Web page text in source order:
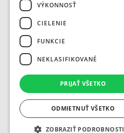
VÝKONNOSŤ
CIELENIE
FUNKCIE
NEKLASIFIKOVANÉ
PRIJAŤ VŠETKO
ODMIETNUŤ VŠETKO
ZOBRAZIŤ PODROBNOSTI